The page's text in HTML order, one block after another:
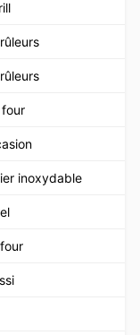
inoxydable